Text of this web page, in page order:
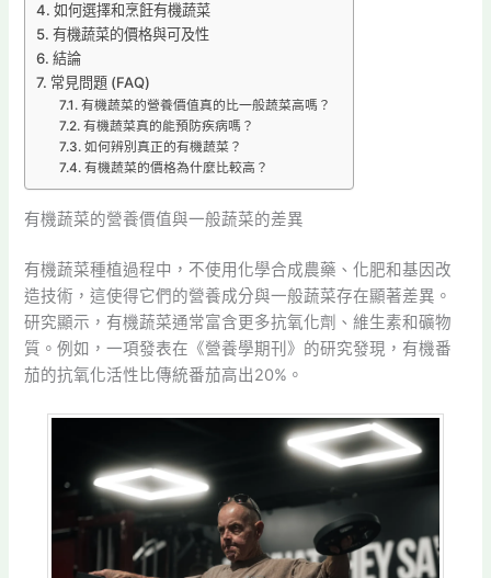
如何選擇和烹飪有機蔬菜
有機蔬菜的價格與可及性
結論
常見問題 (FAQ)
有機蔬菜的營養價值真的比一般蔬菜高嗎？
有機蔬菜真的能預防疾病嗎？
如何辨別真正的有機蔬菜？
有機蔬菜的價格為什麼比較高？
有機蔬菜的營養價值與一般蔬菜的差異
有機蔬菜種植過程中，不使用化學合成農藥、化肥和基因改
造技術，這使得它們的營養成分與一般蔬菜存在顯著差異。
研究顯示，有機蔬菜通常富含更多抗氧化劑、維生素和礦物
質。例如，一項發表在《營養學期刊》的研究發現，有機番
茄的抗氧化活性比傳統番茄高出20%。